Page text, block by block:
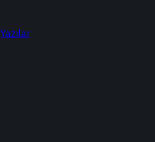
Yazılar